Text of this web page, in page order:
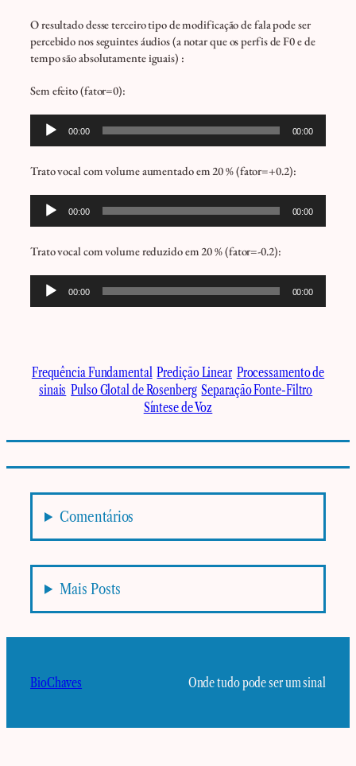
O resultado desse terceiro tipo de modificação de fala pode ser
percebido nos seguintes áudios (a notar que os perfis de F0 e de
tempo são absolutamente iguais) :
Sem efeito (fator=0):
Tocador
00:00 00:00
Trato vocal com volume aumentado em 20 % (fator=+0.2):
Tocador
00:00 00:00
Trato vocal com volume reduzido em 20 % (fator=-0.2):
Tocador
00:00 00:00
Frequência Fundamental Predição Linear Processamento de
sinais Pulso Glotal de Rosenberg Separação Fonte-Filtro
Síntese de Voz
Comentários
Mais Posts
BioChaves Onde tudo pode ser um sinal